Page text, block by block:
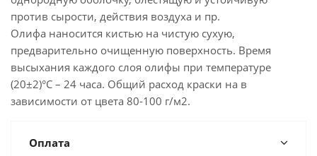
против сырости, действия воздуха и пр.
Олифа наносится кистью на чистую сухую,
предварительно очищенную поверхность. Время
высыхания каждого слоя олифы при температуре
(20±2)°С – 24 часа. Общий расход краски на в
зависимости от цвета 80-100 г/м2.
Оплата